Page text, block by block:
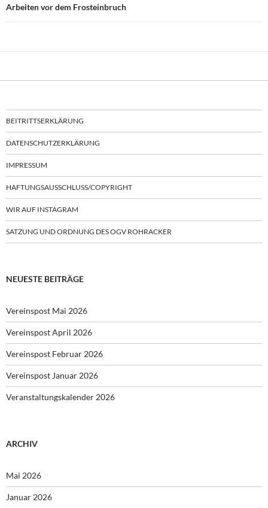
Arbeiten vor dem Frosteinbruch
BEITRITTSERKLÄRUNG
DATENSCHUTZERKLÄRUNG
IMPRESSUM
HAFTUNGSAUSSCHLUSS/COPYRIGHT
WIR AUF INSTAGRAM
SATZUNG UND ORDNUNG DES OGV ROHRACKER
NEUESTE BEITRÄGE
Vereinspost Mai 2026
Vereinspost April 2026
Vereinspost Februar 2026
Vereinspost Januar 2026
Veranstaltungskalender 2026
ARCHIV
Mai 2026
Januar 2026